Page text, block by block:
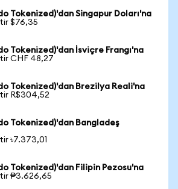
Tokenized)'dan Singapur Doları'na
$76,35
Tokenized)'dan İsviçre Frangı'na
CHF 48,27
Tokenized)'dan Brezilya Reali'na
R$304,52
Tokenized)'dan Bangladeş
৳7.373,01
Tokenized)'dan Filipin Pezosu'na
₱3.626,65